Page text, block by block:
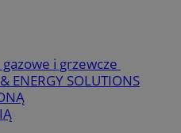
i grzewcze
ENERGY SOLUTIONS